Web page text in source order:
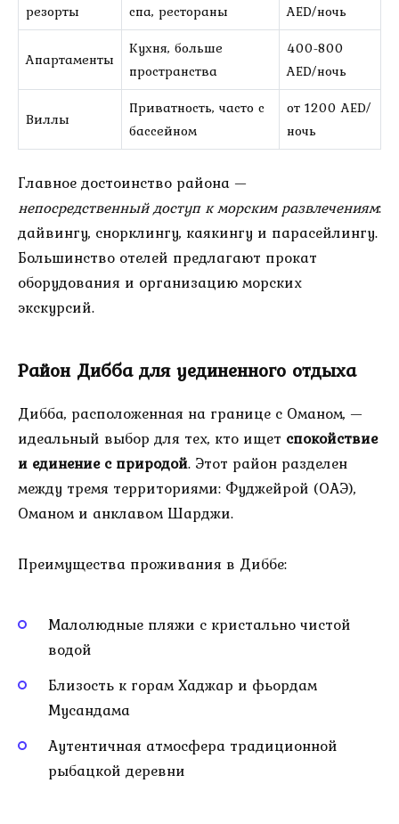
резорты
спа, рестораны
AED/ночь
Апартаменты
Кухня, больше
пространства
400-800
AED/ночь
Виллы
Приватность, часто с
бассейном
от 1200 AED/
ночь
Главное достоинство района —
непосредственный доступ к морским развлечениям:
дайвингу, снорклингу, каякингу и парасейлингу.
Большинство отелей предлагают прокат
оборудования и организацию морских
экскурсий.
Район Дибба для уединенного отдыха
Дибба, расположенная на границе с Оманом, —
идеальный выбор для тех, кто ищет спокойствие
и единение с природой. Этот район разделен
между тремя территориями: Фуджейрой (ОАЭ),
Оманом и анклавом Шарджи.
Преимущества проживания в Диббе:
Малолюдные пляжи с кристально чистой
водой
Близость к горам Хаджар и фьордам
Мусандама
Аутентичная атмосфера традиционной
рыбацкой деревни